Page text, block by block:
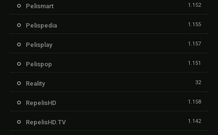
Pelismart 1.152
Pelispedia 1.155
Pelisplay 1.157
Pelispop 1.151
Reality 32
RepelisHD 1.158
RepelisHD.TV 1.142